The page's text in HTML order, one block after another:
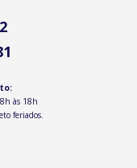
às 18h
feriados.